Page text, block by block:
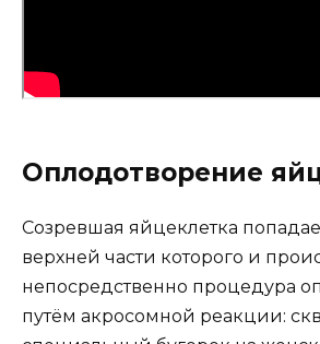
Оплодотворение
Созревшая яйцеклетка
верхней части которого и
непосредственно процедура
путём акросомной реакции: